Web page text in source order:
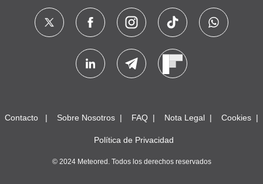
Contacto Sobre Nosotros FAQ Nota Legal Cookies
Política de Privacidad
© 2024 Meteored. Todos los derechos reservados